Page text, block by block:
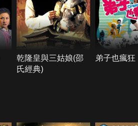
乾隆皇與三姑娘(邵
氏經典)
弟子也瘋狂